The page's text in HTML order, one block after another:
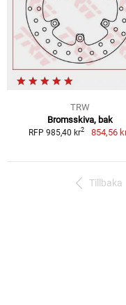
TRW
Bromsskiva, bak
RFP 985,40 kr2 854,56
Tillbaka